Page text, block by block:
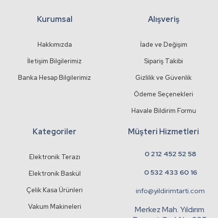
Kurumsal
Hakkımızda
İletişim Bilgilerimiz
Banka Hesap Bilgilerimiz
Alışveriş
İade ve Değişim
Sipariş Takibi
Gizlilik ve Güvenlik
Ödeme Seçenekleri
Havale Bildirim Formu
Kategoriler
Elektronik Terazı
Elektronik Baskül
Çelik Kasa Ürünleri
Vakum Makineleri
Müşteri Hizmetleri
0 212 452 52 58
0 532 433 60 16
info@yildirimtarti.com
Merkez Mah. Yıldırım